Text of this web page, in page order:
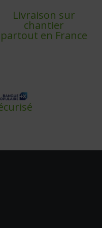
Livraison sur
chantier
partout en France